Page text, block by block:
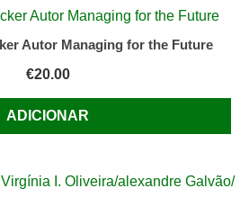
Autor Managing for the Future
€20.00
ADICIONAR